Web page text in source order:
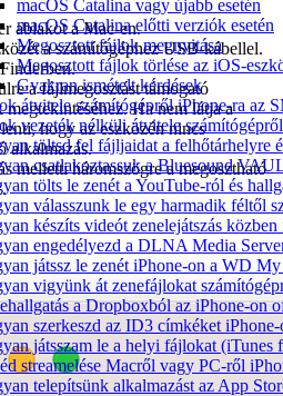
macOS Catalina vagy újabb esetén
macOS Catalina előtti verziók esetén
Megosztott fájlok megnyitása
Megosztott fájlok törlése az iOS-
Gyakran ismételt kérdések
átvitele számítógépről iPhone-ra az
vezeték nélküli átvitele
töltsd fel fájljaidat a felhőtárhelyre
csatlakoztassuk a Bluesound
tölts le zenét a YouTube-ról és
válasszunk le egy harmadik féltől
készíts videót zenelejátszás közben
engedélyezd a DLNA Media
játssz le zenét iPhone-on a WD
vigyünk át zenefájlokat
a Dropboxból az iPhone-on
szerkeszd az ID3 címkéket
játsszam le a helyi fájlokat (iTunes
streamelése Macről vagy PC-ről
telepítsünk alkalmazást az App
ablakot a Mac-en.
a számítógéphez USB-kábellel.
a fájlmegosztást támogató
Ha nem látja a
hogy az eszközén nincs
alkalmazás.
melletti háromszögre a megosztható